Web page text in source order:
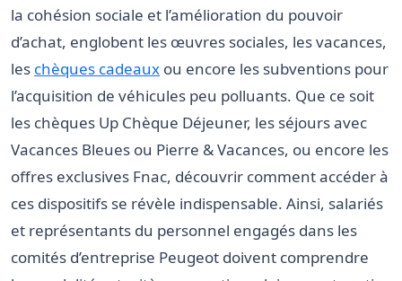
la cohésion sociale et l’amélioration du pouvoir
d’achat, englobent les œuvres sociales, les vacances,
les chèques cadeaux ou encore les subventions pour
l’acquisition de véhicules peu polluants. Que ce soit
les chèques Up Chèque Déjeuner, les séjours avec
Vacances Bleues ou Pierre & Vacances, ou encore les
offres exclusives Fnac, découvrir comment accéder à
ces dispositifs se révèle indispensable. Ainsi, salariés
et représentants du personnel engagés dans les
comités d’entreprise Peugeot doivent comprendre